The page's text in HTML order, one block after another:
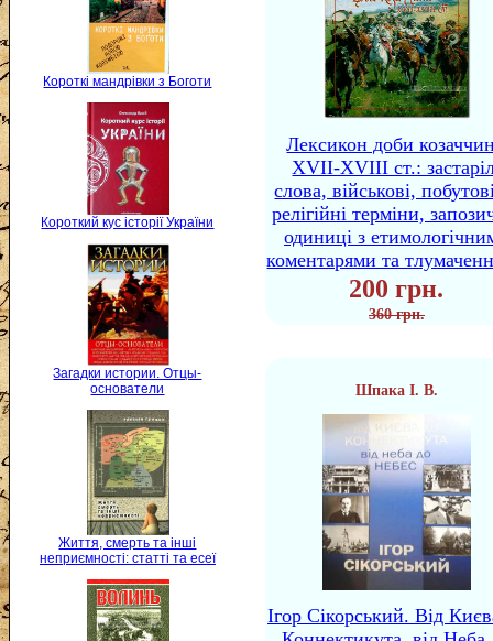
Короткі мандрівки з Боготи
Короткий кус історії України
Загадки истории. Отцы-
основатели
Життя, смерть та інші
неприємності: статті та есеї
Лексикон доби
XVII-XVIII ст.:
слова, військові,
релігійні терміни,
одиниці з
коментарями та
200 грн.
360 грн.
Шпака І. В.
Ігор Сікорський. Від